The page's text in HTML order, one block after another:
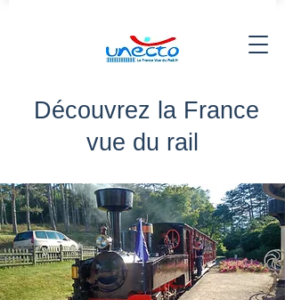
Découvrez la France
vue du rail